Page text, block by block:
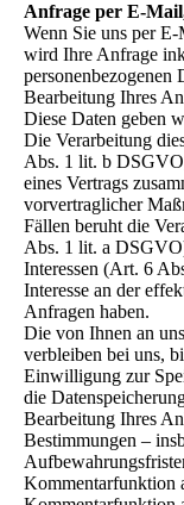
Anfrage per E-
Wenn Sie uns per
wird Ihre Anfrage
personenbezogenen
Bearbeitung Ihres
Diese Daten geben
Die Verarbeitung
Abs. 1 lit. b
eines Vertrags
vorvertraglicher
Fällen beruht die
Abs. 1 lit. a
Interessen (Art. 6
Interesse an der
Anfragen haben.
Die von Ihnen an
verbleiben bei uns,
Einwilligung zur
die
Bearbeitung Ihres
Bestimmungen –
Kommentarfunktion